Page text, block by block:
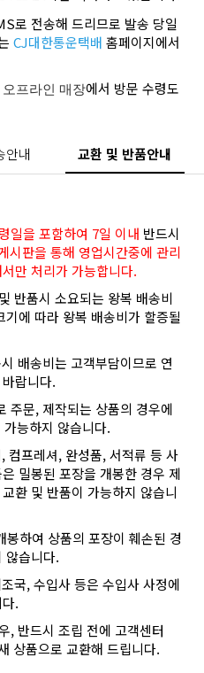
로 전송해 드리므로 발송 당일
CJ대한통운택배 홈페이지에서
프라인 매장에서 방문 수령도
안내 교환 및 반품안내
일을 포함하여 7일 이내 반드시
시판을 통해 영업시간중에 관리
만 처리가 가능합니다.
반품시 소요되는 왕복 배송비
에 따라 왕복 배송비가 할증될
배송비는 고객부담이므로 연
랍니다.
주문, 제작되는 상품의 경우에
능하지 않습니다.
컴프레셔, 완성품, 서적류 등 사
밀봉된 포장을 개봉한 경우 제
환 및 반품이 가능하지 않습니
하여 상품의 포장이 훼손된 경
않습니다.
국, 수입사 등은 수입사 사정에
.
, 반드시 조립 전에 고객센터
상품으로 교환해 드립니다.